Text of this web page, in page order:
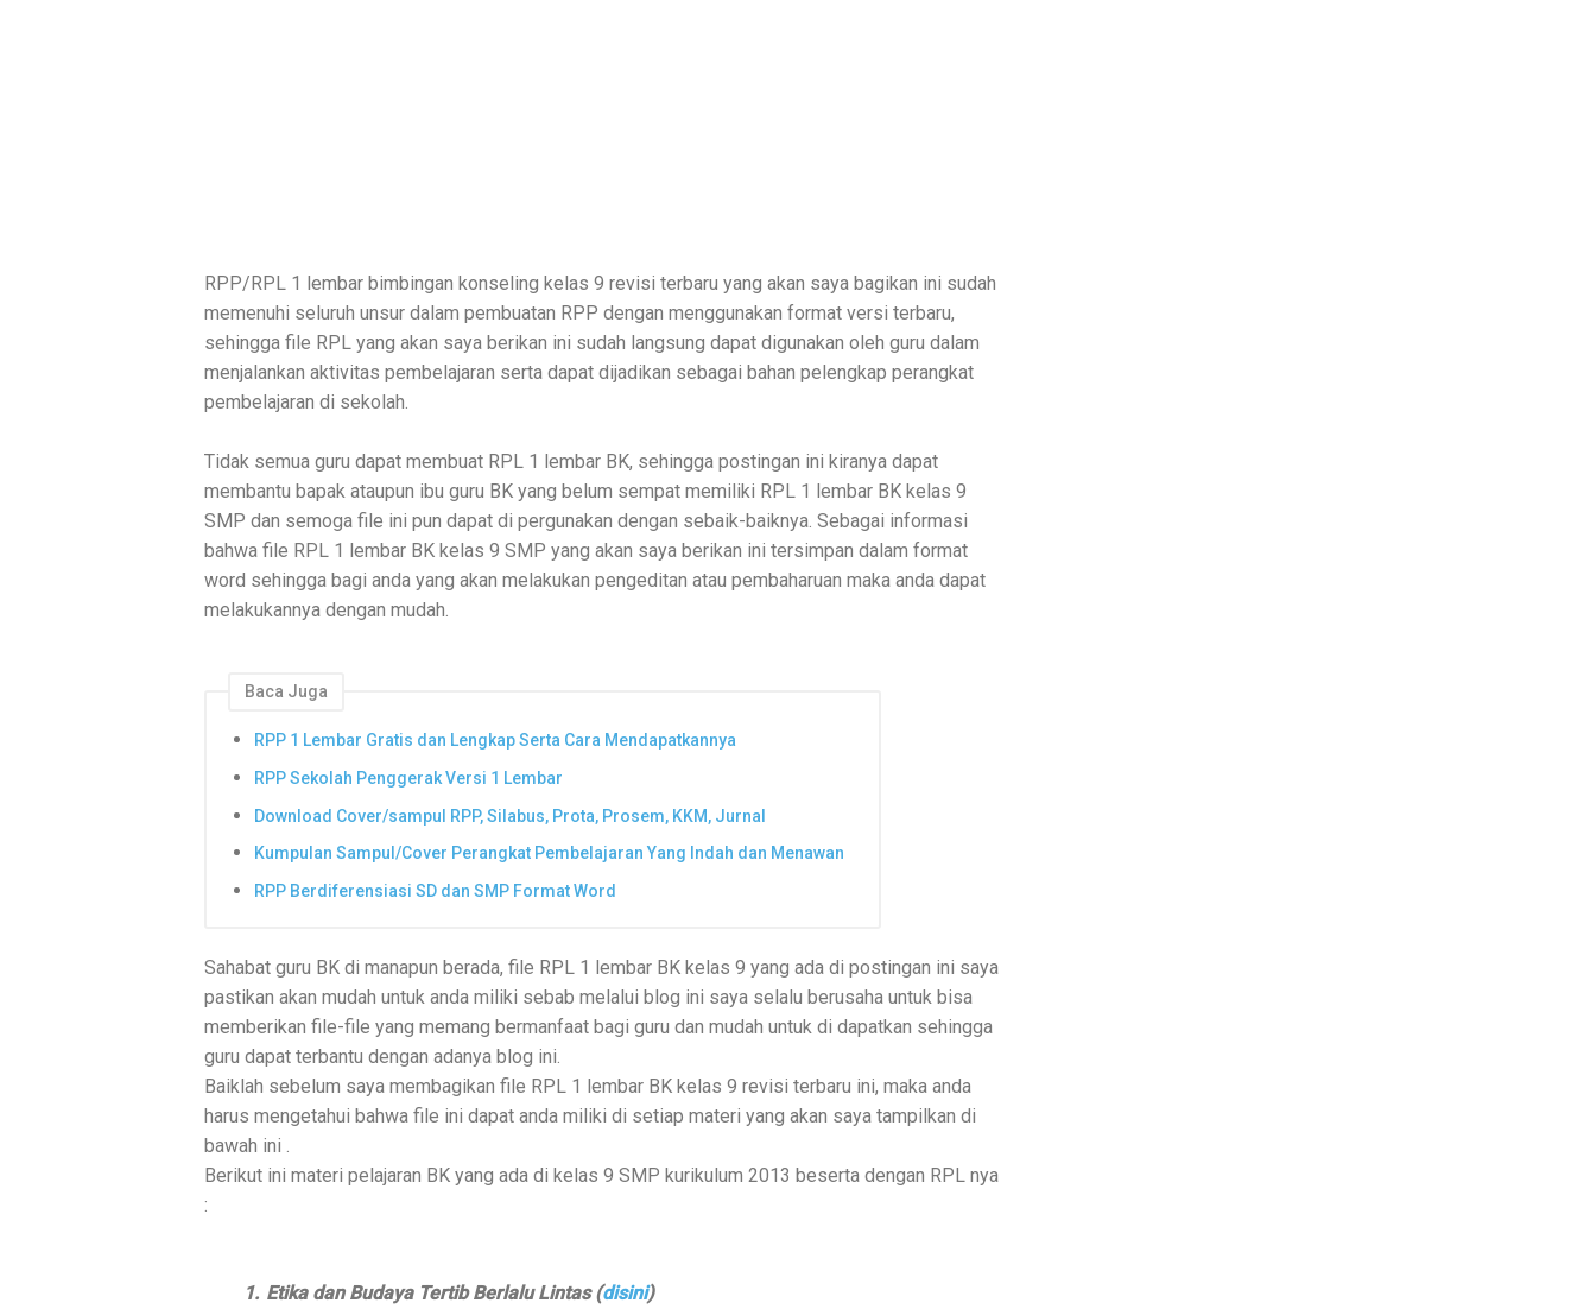
RPP/RPL 1 lembar bimbingan konseling kelas 9 revisi terbaru yang akan saya bagikan ini sudah
memenuhi seluruh unsur dalam pembuatan RPP dengan menggunakan format versi terbaru,
sehingga file RPL yang akan saya berikan ini sudah langsung dapat digunakan oleh guru dalam
menjalankan aktivitas pembelajaran serta dapat dijadikan sebagai bahan pelengkap perangkat
pembelajaran di sekolah.
Tidak semua guru dapat membuat RPL 1 lembar BK, sehingga postingan ini kiranya dapat
membantu bapak ataupun ibu guru BK yang belum sempat memiliki RPL 1 lembar BK kelas 9
SMP dan semoga file ini pun dapat di pergunakan dengan sebaik-baiknya. Sebagai informasi
bahwa file RPL 1 lembar BK kelas 9 SMP yang akan saya berikan ini tersimpan dalam format
word sehingga bagi anda yang akan melakukan pengeditan atau pembaharuan maka anda dapat
melakukannya dengan mudah.
Baca Juga
RPP 1 Lembar Gratis dan Lengkap Serta Cara Mendapatkannya
RPP Sekolah Penggerak Versi 1 Lembar
Download Cover/sampul RPP, Silabus, Prota, Prosem, KKM, Jurnal
Kumpulan Sampul/Cover Perangkat Pembelajaran Yang Indah dan Menawan
RPP Berdiferensiasi SD dan SMP Format Word
Sahabat guru BK di manapun berada, file RPL 1 lembar BK kelas 9 yang ada di postingan ini saya
pastikan akan mudah untuk anda miliki sebab melalui blog ini saya selalu berusaha untuk bisa
memberikan file-file yang memang bermanfaat bagi guru dan mudah untuk di dapatkan sehingga
guru dapat terbantu dengan adanya blog ini.
Baiklah sebelum saya membagikan file RPL 1 lembar BK kelas 9 revisi terbaru ini, maka anda
harus mengetahui bahwa file ini dapat anda miliki di setiap materi yang akan saya tampilkan di
bawah ini .
Berikut ini materi pelajaran BK yang ada di kelas 9 SMP kurikulum 2013 beserta dengan RPL nya
:
1. Etika dan Budaya Tertib Berlalu Lintas (disini)